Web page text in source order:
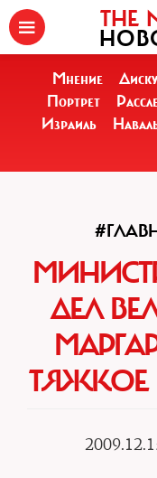
THE
Мнение
Портрет
Израиль
ДЕЛ
ТЯЖКОЕ